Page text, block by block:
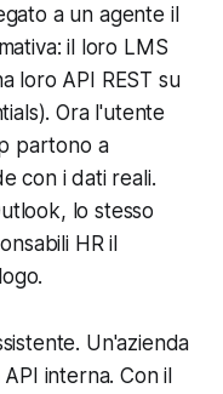
a un agente il
il loro LMS
loro API REST su
Ora l'utente
partono a
con i dati reali.
lo stesso
HR il
Un'azienda
interna. Con il